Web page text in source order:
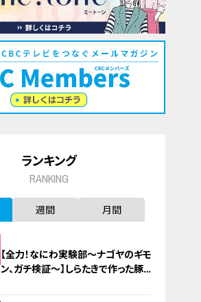
ランキング
RANKING
週間 月間
【全力！なにわ実験部～ナゴヤのギモ
ン、ガチ検証～】しらたきで作った豚